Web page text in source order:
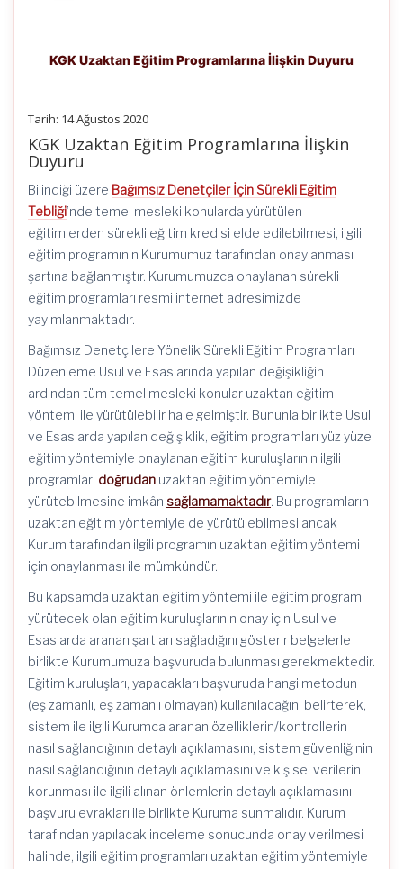
KGK Uzaktan Eğitim Programlarına İlişkin Duyuru
Tarih: 14 Ağustos 2020
KGK Uzaktan Eğitim Programlarına İlişkin
Duyuru
Bilindiği üzere Bağımsız Denetçiler İçin Sürekli Eğitim
Tebliği’nde temel mesleki konularda yürütülen
eğitimlerden sürekli eğitim kredisi elde edilebilmesi, ilgili
eğitim programının Kurumumuz tarafından onaylanması
şartına bağlanmıştır. Kurumumuzca onaylanan sürekli
eğitim programları resmi internet adresimizde
yayımlanmaktadır.
Bağımsız Denetçilere Yönelik Sürekli Eğitim Programları
Düzenleme Usul ve Esaslarında yapılan değişikliğin
ardından tüm temel mesleki konular uzaktan eğitim
yöntemi ile yürütülebilir hale gelmiştir. Bununla birlikte Usul
ve Esaslarda yapılan değişiklik, eğitim programları yüz yüze
eğitim yöntemiyle onaylanan eğitim kuruluşlarının ilgili
programları doğrudan uzaktan eğitim yöntemiyle
yürütebilmesine imkân sağlamamaktadır. Bu programların
uzaktan eğitim yöntemiyle de yürütülebilmesi ancak
Kurum tarafından ilgili programın uzaktan eğitim yöntemi
için onaylanması ile mümkündür.
Bu kapsamda uzaktan eğitim yöntemi ile eğitim programı
yürütecek olan eğitim kuruluşlarının onay için Usul ve
Esaslarda aranan şartları sağladığını gösterir belgelerle
birlikte Kurumumuza başvuruda bulunması gerekmektedir.
Eğitim kuruluşları, yapacakları başvuruda hangi metodun
(eş zamanlı, eş zamanlı olmayan) kullanılacağını belirterek,
sistem ile ilgili Kurumca aranan özelliklerin/kontrollerin
nasıl sağlandığının detaylı açıklamasını, sistem güvenliğinin
nasıl sağlandığının detaylı açıklamasını ve kişisel verilerin
korunması ile ilgili alınan önlemlerin detaylı açıklamasını
başvuru evrakları ile birlikte Kuruma sunmalıdır. Kurum
tarafından yapılacak inceleme sonucunda onay verilmesi
halinde, ilgili eğitim programları uzaktan eğitim yöntemiyle